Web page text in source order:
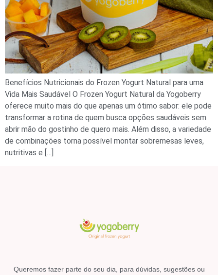
Benefícios Nutricionais do Frozen Yogurt Natural para uma
Vida Mais Saudável O Frozen Yogurt Natural da Yogoberry
oferece muito mais do que apenas um ótimo sabor: ele pode
transformar a rotina de quem busca opções saudáveis sem
abrir mão do gostinho de quero mais. Além disso, a variedade
de combinações torna possível montar sobremesas leves,
nutritivas e […]
Queremos fazer parte do seu dia, para dúvidas, sugestões ou